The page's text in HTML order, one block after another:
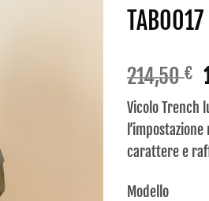
214,50€
Vicolo Trench
carattere e
Modello